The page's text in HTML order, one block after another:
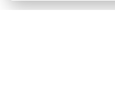
ประเภทธุรกิจไมซ์